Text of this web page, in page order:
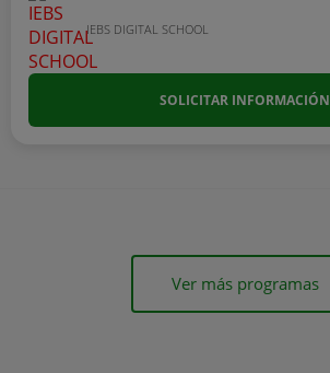
IEBS DIGITAL SCHOOL
SOLICITAR INFORMACIÓN
Ver más programas